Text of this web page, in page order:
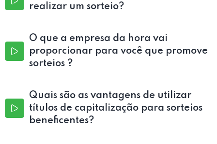
realizar um sorteio?
O que a empresa da hora vai
proporcionar para você que promove
sorteios ?
Quais são as vantagens de utilizar
títulos de capitalização para sorteios
beneficentes?